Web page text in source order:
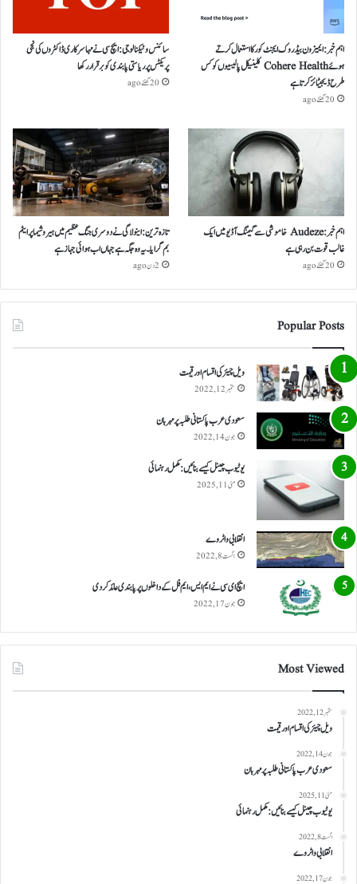
اہم خبر: ایمیزون بیڈروک ایجنٹ کور کا استعمال کرتے
ہوئے Cohere Health کلینیکل پالیسیوں کو کس
طرح ڈیجیٹائز کرتا ہے
20 گھنٹے ago
سائنس و ٹیکنالوجی: ایچ سی نے مہا سرکاری ڈاکٹروں کی نجی
پریکٹس پر ریاستی پابندی کو برقرار رکھا
20 گھنٹے ago
اہم خبر: Audeze خاموشی سے گیمنگ آڈیو میں ایک
غالب قوت بن رہی ہے
20 گھنٹے ago
تازہ ترین: اینولا گی نے دوسری جنگ عظیم میں ہیروشیما پر ایٹم
بم گرایا ۔ یہ وہ جگہ ہے جہاں اب ہوائی جہاز ہے
2 دن ago
Popular Posts
ویل چیئر کی اقسام اور قیمت
ستمبر 12, 2022
سعودی عرب پاکستانی طلبہ پر مہربان
جون 14, 2022
یوٹیوب چینل کیسے بنائیں: مکمل رہنمائی
مئی 11, 2025
انقلابی واٹر وے
اگست 8, 2022
ایچ ای سی نے ایم ایس، ایم فل کے داخلوں پر پابندی عائد کر دی
جون 17, 2022
Most Viewed
ستمبر 12, 2022
ویل چیئر کی اقسام اور قیمت
جون 14, 2022
سعودی عرب پاکستانی طلبہ پر مہربان
مئی 11, 2025
یوٹیوب چینل کیسے بنائیں: مکمل رہنمائی
اگست 8, 2022
انقلابی واٹر وے
جون 17, 2022